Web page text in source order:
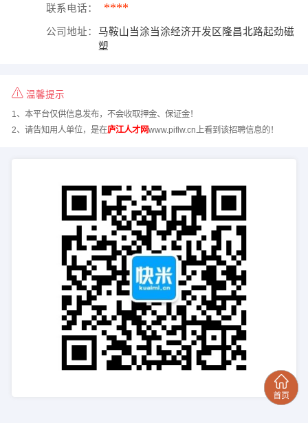
联系电话： ****
公司地址：
马鞍山当涂当涂经济开发区隆昌北路起劲磁
塑
温馨提示
1、本平台仅供信息发布，不会收取押金、保证金！
2、请告知用人单位，是在庐江人才网www.piflw.cn上看到该招聘信息的！